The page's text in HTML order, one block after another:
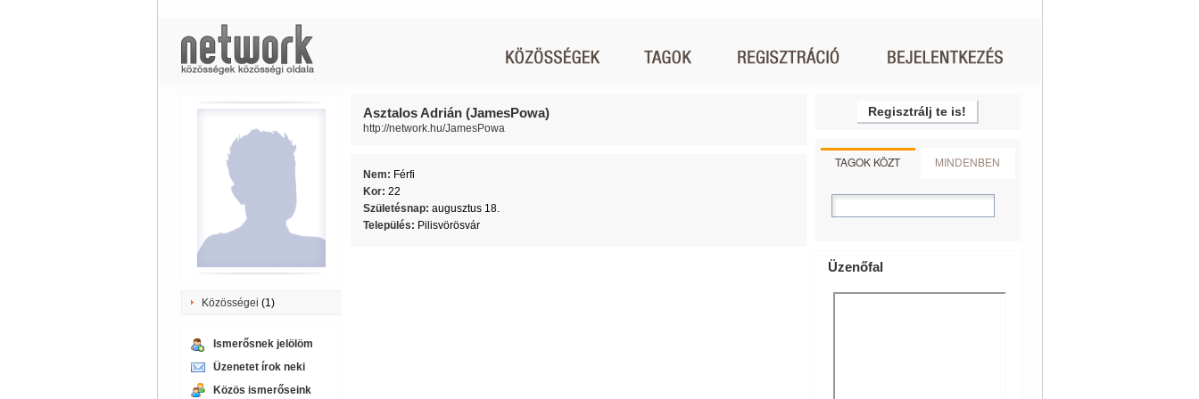
Közösségei (1)
Ismerősnek jelölöm
Üzenetet írok neki
Közös ismerőseink
Asztalos Adrián (JamesPowa)
http://network.hu/JamesPowa
Nem: Férfi
Kor: 22
Születésnap: augusztus 18.
Település: Pilisvörösvár
Regisztrálj te is!
TAGOK KÖZT MINDENBEN
Üzenőfal